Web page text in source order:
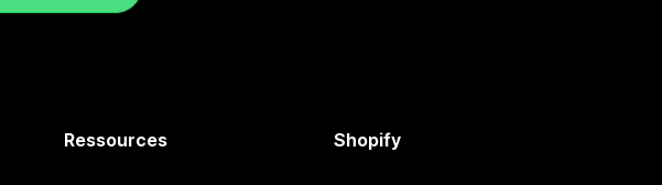
Ressources Shopify